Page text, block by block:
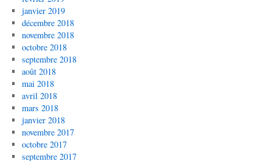
janvier 2019
décembre 2018
novembre 2018
octobre 2018
septembre 2018
août 2018
mai 2018
avril 2018
mars 2018
janvier 2018
novembre 2017
octobre 2017
septembre 2017